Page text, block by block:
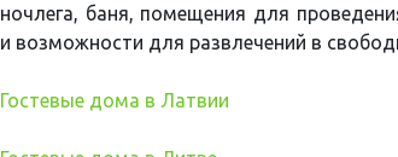
ночлега, баня, помещения для
и возможности для развлечений в
Гостевые дома в Латвии